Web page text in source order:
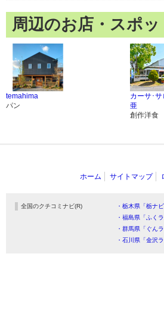
周辺のお店・スポッ
temahima
パン
カーサ･
亜
創作洋食
ホーム サイトマップ
全国のクチコミナビ(R) ・栃木県「栃ナビ
・福島県「ふくラ
・群馬県「ぐんラ
・石川県「金沢ラ